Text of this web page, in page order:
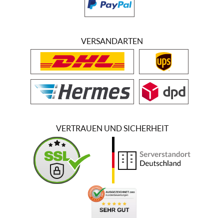
VERSANDARTEN
VERTRAUEN UND SICHERHEIT